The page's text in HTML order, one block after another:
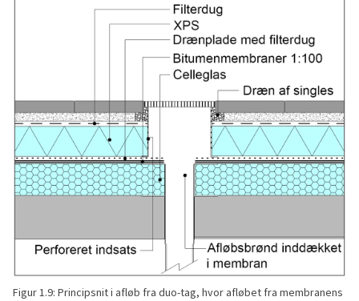
Figur 1.9: Principsnit i afløb fra duo-tag, hvor afløbet fra membranens